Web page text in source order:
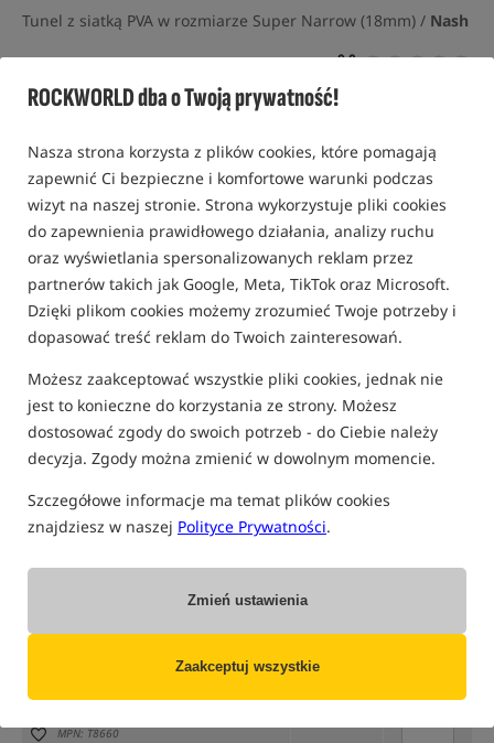
ROCKWORLD dba o Twoją prywatność!
Nasza strona korzysta z plików cookies, które pomagają
zapewnić Ci bezpieczne i komfortowe warunki podczas
wizyt na naszej stronie. Strona wykorzystuje pliki cookies
do zapewnienia prawidłowego działania, analizy ruchu
oraz wyświetlania spersonalizowanych reklam przez
partnerów takich jak Google, Meta, TikTok oraz Microsoft.
Dzięki plikom cookies możemy zrozumieć Twoje potrzeby i
dopasować treść reklam do Twoich zainteresowań.
Możesz zaakceptować wszystkie pliki cookies, jednak nie
jest to konieczne do korzystania ze strony. Możesz
dostosować zgody do swoich potrzeb - do Ciebie należy
decyzja. Zgody można zmienić w dowolnym momencie.
Szczegółowe informacje ma temat plików cookies
znajdziesz w naszej Polityce Prywatności.
Zmień ustawienia
Zaakceptuj wszystkie
Tunel z siatką PVA w rozmiarze Super Narrow (18mm) / Nash
0,0
0 opinii | ponad 10 osób kupiło ten produkt
"naszym magazynie"
Cena PLN
rozmiar 18mm x 7m (Super Narrow)
MPN: T8660
55.99